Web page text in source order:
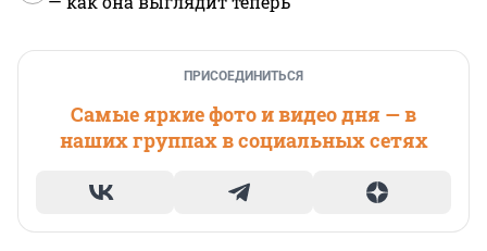
ПРИСОЕДИНИТЬСЯ
Самые яркие фото и видео дня — в
наших группах в социальных сетях